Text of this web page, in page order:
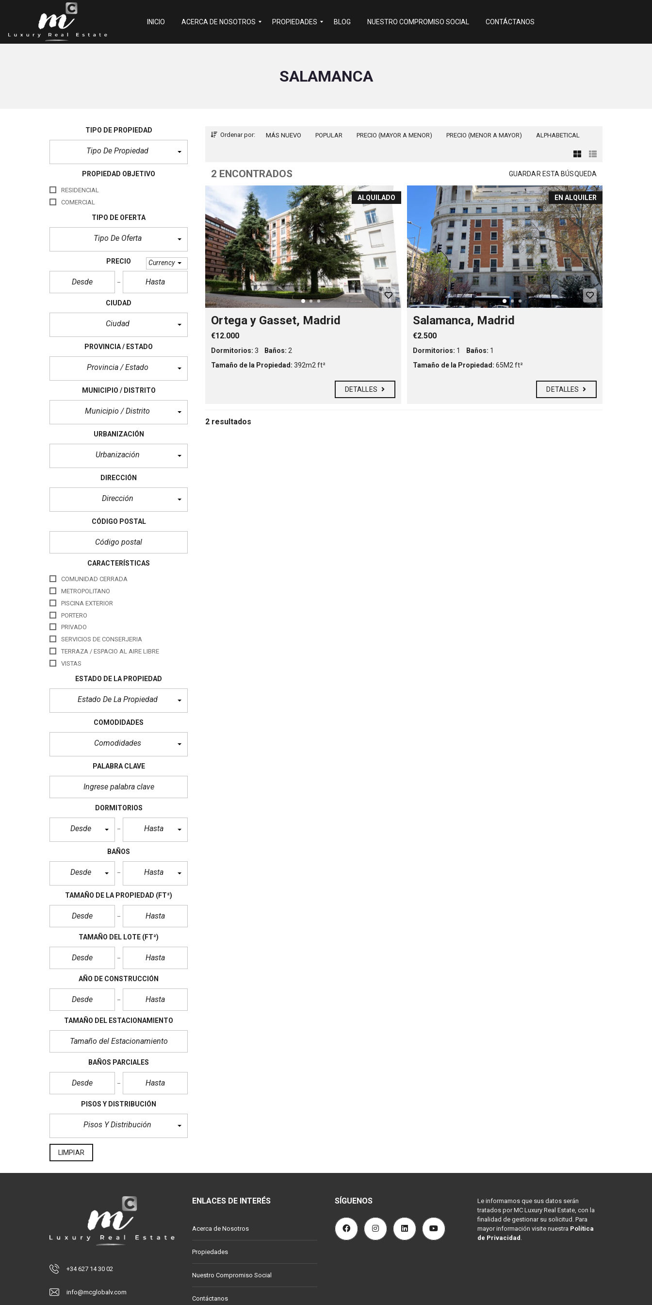
INICIO ACERCA DE NOSOTROS
e
n
e
i
PROPIEDADES
a
m
e
r
D
e
s
t
a
c
a
d
a
s
C
u
e
BLOG NUESTRO COMPROMISO SOCIAL CONTÁCTANOS
SALAMANCA
TIPO DE PROPIEDAD
Tipo De Propiedad
PROPIEDAD OBJETIVO
RESIDENCIAL
COMERCIAL
TIPO DE OFERTA
Tipo De Oferta
PRECIO Currency
CIUDAD
Ciudad
PROVINCIA / ESTADO
Provincia / Estado
MUNICIPIO / DISTRITO
Municipio / Distrito
URBANIZACIÓN
Urbanización
DIRECCIÓN
Dirección
CÓDIGO POSTAL
CARACTERÍSTICAS
COMUNIDAD CERRADA
METROPOLITANO
PISCINA EXTERIOR
PORTERO
PRIVADO
SERVICIOS DE CONSERJERIA
TERRAZA / ESPACIO AL AIRE LIBRE
VISTAS
ESTADO DE LA PROPIEDAD
Estado De La Propiedad
COMODIDADES
Comodidades
PALABRA CLAVE
DORMITORIOS
Desde Hasta
BAÑOS
Desde Hasta
TAMAÑO DE LA PROPIEDAD (FT²)
TAMAÑO DEL LOTE (FT²)
AÑO DE CONSTRUCCIÓN
TAMAÑO DEL ESTACIONAMIENTO
BAÑOS PARCIALES
PISOS Y DISTRIBUCIÓN
Pisos Y Distribución
LIMPIAR
Ordenar por: MÁS NUEVO POPULAR PRECIO (MAYOR A MENOR) PRECIO (MENOR A MAYOR) ALPHABETICAL
GUARDAR ESTA BÚSQUEDA
2 ENCONTRADOS
ALQUILADO
Ortega y Gasset, Madrid
€12.000
Dormitorios: 3 Baños: 2
Tamaño de la Propiedad: 392m2 ft²
DETALLES
EN ALQUILER
Salamanca, Madrid
€2.500
Dormitorios: 1 Baños: 1
Tamaño de la Propiedad: 65M2 ft²
DETALLES
2 resultados
+34 627 14 30 02
info@mcglobalv.com
ENLACES DE INTERÉS
Acerca de Nosotros
Propiedades
Nuestro Compromiso Social
Contáctanos
SÍGUENOS
Le informamos que sus datos serán
tratados por MC Luxury Real Estate, con la
finalidad de gestionar su solicitud. Para
mayor información visite nuestra Política
de Privacidad